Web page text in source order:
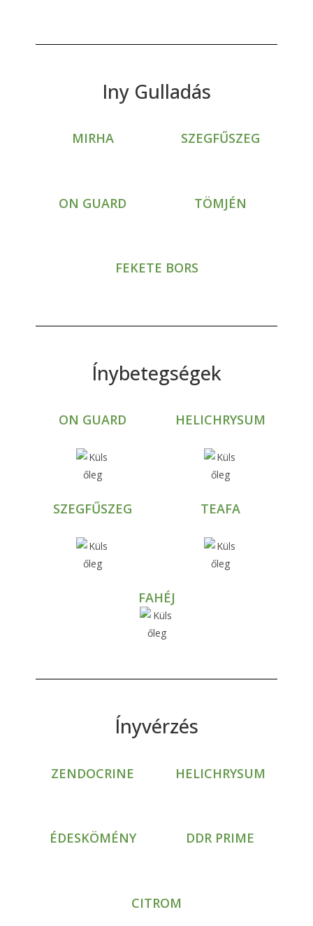
Iny Gulladás
MIRHA SZEGFŰSZEG
ON GUARD TÖMJÉN
FEKETE BORS
Ínybetegségek
ON GUARD HELICHRYSUM
SZEGFŰSZEG TEAFA
FAHÉJ
Ínyvérzés
ZENDOCRINE HELICHRYSUM
ÉDESKÖMÉNY DDR PRIME
CITROM